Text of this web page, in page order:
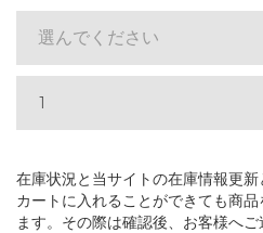
選んでください
在庫状況と当サイトの在庫情報更新
カートに入れることができても商
ます。その際は確認後、お客様へご